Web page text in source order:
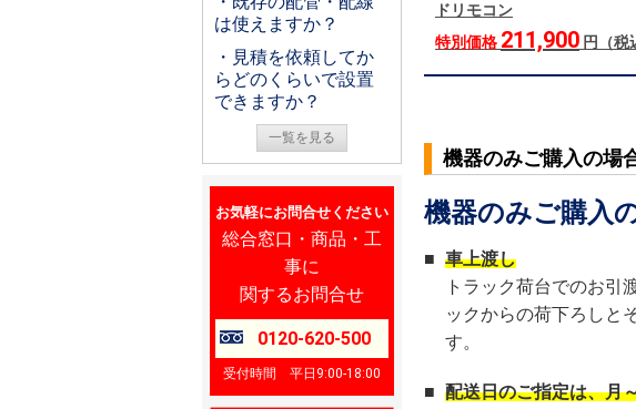
は使えますか？
・見積を依頼してか
らどのくらいで設置
できますか？
一覧を見る
お気軽にお問合せください
総合窓口・商品・工
事に
関するお問合せ
0120-620-500
受付時間 平日9:00-18:00
ドリモコン
特別価格 211,900 円（税
機器のみご購入の場
機器のみご購入
■ 車上渡し
トラック荷台でのお引
ックからの荷下ろしと
す。
■ 配送日のご指定は、月